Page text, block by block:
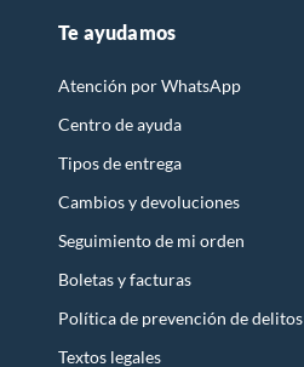
Te ayudamos
Atención por WhatsApp
Centro de ayuda
Tipos de entrega
Cambios y devoluciones
Seguimiento de mi orden
Boletas y facturas
Política de prevención de delitos
Textos legales